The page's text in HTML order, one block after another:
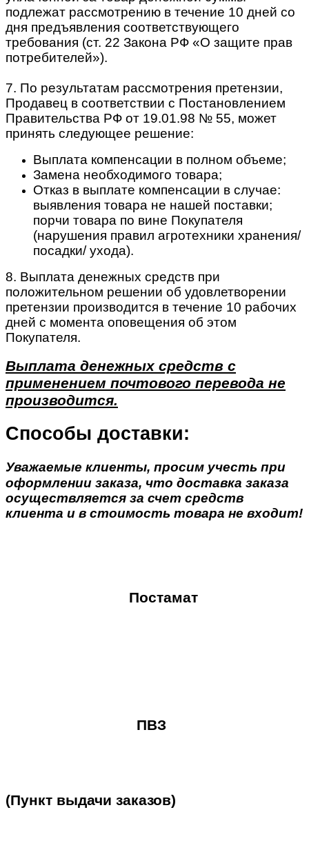
подлежат рассмотрению в течение 10 дней со
дня предъявления соответствующего
требования (ст. 22 Закона РФ «О защите прав
потребителей»).
7. По результатам рассмотрения претензии,
Продавец в соответствии с Постановлением
Правительства РФ от 19.01.98 № 55, может
принять следующее решение:
Выплата компенсации в полном объеме;
Замена необходимого товара;
Отказ в выплате компенсации в случае:
выявления товара не нашей поставки;
порчи товара по вине Покупателя
(нарушения правил агротехники хранения/
посадки/ ухода).
8. Выплата денежных средств при
положительном решении об удовлетворении
претензии производится в течение 10 рабочих
дней с момента оповещения об этом
Покупателя.
Выплата денежных средств с
применением почтового перевода не
производится.
Способы доставки:
Уважаемые клиенты, просим учесть при
оформлении заказа, что доставка заказа
осуществляется за счет средств
клиента и в стоимость товара не входит!
Постамат
ПВЗ
(Пункт выдачи заказов)